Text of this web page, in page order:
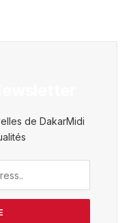
de DakarMidi